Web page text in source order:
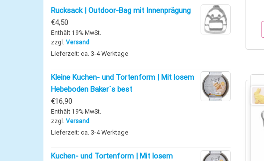
Rucksack | Outdoor-Bag mit Innenprägung
€4,50
Enthält 19% MwSt.
zzgl. Versand
Lieferzeit: ca. 3-4 Werktage
Kleine Kuchen- und Tortenform | Mit losem
Hebeboden Baker´s best
€16,90
Enthält 19% MwSt.
zzgl. Versand
Lieferzeit: ca. 3-4 Werktage
Kuchen- und Tortenform | Mit losem